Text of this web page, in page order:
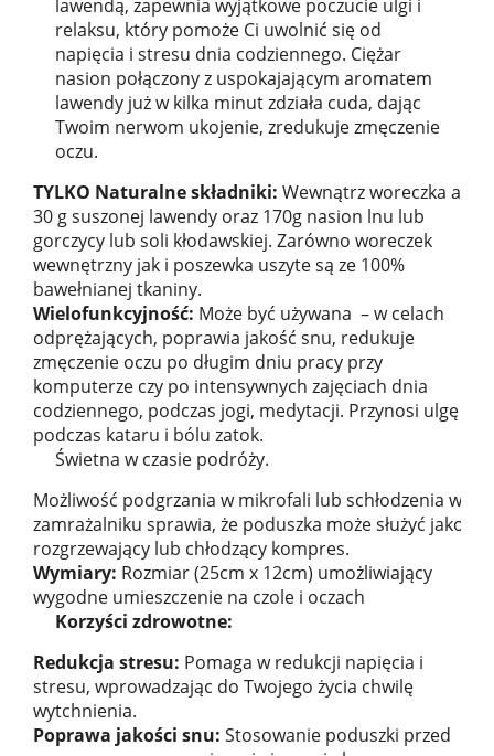
lawendą, zapewnia wyjątkowe poczucie ulgi i
relaksu, który pomoże Ci uwolnić się od
napięcia i stresu dnia codziennego. Ciężar
nasion połączony z uspokajającym aromatem
lawendy już w kilka minut zdziała cuda, dając
Twoim nerwom ukojenie, zredukuje zmęczenie
oczu.
TYLKO Naturalne składniki: Wewnątrz woreczka aż
30 g suszonej lawendy oraz 170g nasion lnu lub
gorczycy lub soli kłodawskiej. Zarówno woreczek
wewnętrzny jak i poszewka uszyte są ze 100%
bawełnianej tkaniny.
Wielofunkcyjność: Może być używana – w celach
odprężających, poprawia jakość snu, redukuje
zmęczenie oczu po długim dniu pracy przy
komputerze czy po intensywnych zajęciach dnia
codziennego, podczas jogi, medytacji. Przynosi ulgę
podczas kataru i bólu zatok.
Świetna w czasie podróży.
Możliwość podgrzania w mikrofali lub schłodzenia w
zamrażalniku sprawia, że poduszka może służyć jako
rozgrzewający lub chłodzący kompres.
Wymiary: Rozmiar (25cm x 12cm) umożliwiający
wygodne umieszczenie na czole i oczach
Korzyści zdrowotne:
Redukcja stresu: Pomaga w redukcji napięcia i
stresu, wprowadzając do Twojego życia chwilę
wytchnienia.
Poprawa jakości snu: Stosowanie poduszki przed